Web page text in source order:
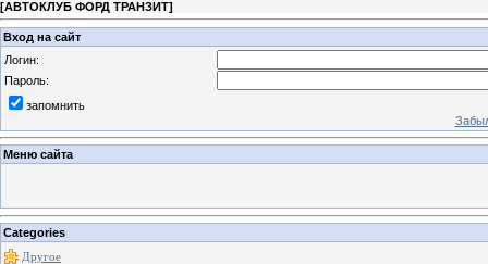
[АВТОКЛУБ ФОРД ТРАНЗИТ]
Вход на сайт
Логин:
Пароль:
запомнить
Меню сайта
Categories
Другое